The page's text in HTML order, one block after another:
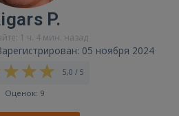
P.
1 ч. 4 мин. назад
05 ноября 2024
5,0 / 5
Оценок: 9